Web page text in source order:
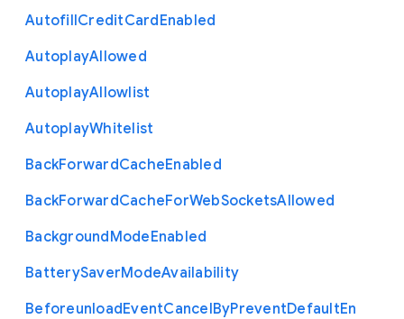
AutofillCreditCardEnabled
AutoplayAllowed
AutoplayAllowlist
AutoplayWhitelist
BackForwardCacheEnabled
BackForwardCacheForWebSocketsAllowed
BackgroundModeEnabled
BatterySaverModeAvailability
BeforeunloadEventCancelByPreventDefaultEn